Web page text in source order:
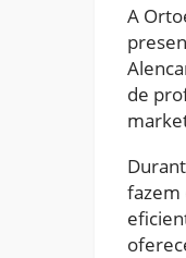
A
de
fazem